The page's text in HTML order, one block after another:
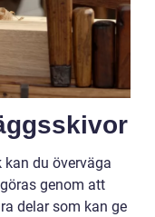
kan du överväga
genom att
delar som kan ge